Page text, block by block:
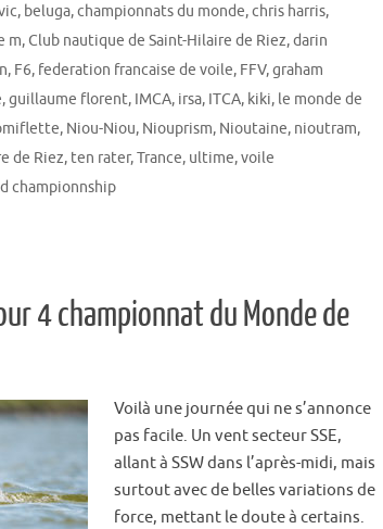
, beluga,championnats du monde,chris harris,
m,Club nautique de Saint-Hilaire de Riez,darin
, F6, federation francaise de voile, FFV,graham
,guillaume florent, IMCA, irsa, ITCA, kiki, le monde de
, Niou-Niou, Niouprism, Nioutaine, nioutram,
de Riez, ten rater,Trance, ultime,voile
championnship
4 championnat du Monde de
Voilà une journée qui ne s’annonce
pas facile. Un vent secteur SSE,
allant à SSW dans l’après-midi, mais
surtout avec de belles variations de
force, mettant le doute à certains.